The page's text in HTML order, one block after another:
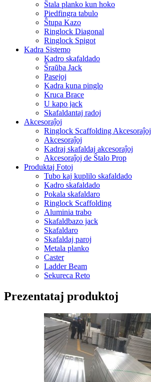
Ŝtala planko kun hoko
Piedfingra tabulo
Ŝtupa Kazo
Ringlock Diagonal
Ringlock Spigot
Kadra Sistemo
Kadro skafaldado
Ŝraŭba Jack
Pasejoj
Kadra kuna pinglo
Kruca Brace
U kapo jack
Skafaldantaj radoj
Akcesoraĵoj
Ringlock Scaffolding Akcesoraĵoj
Akcesoraĵoj
Kadraj skafaldaj akcesoraĵoj
Akcesoraĵoj de Ŝtalo Prop
Produktaj Fotoj
Tubo kaj kuplilo skafaldado
Kadro skafaldado
Pokala skafaldaro
Ringlock Scaffolding
Aluminia trabo
Skafaldbazo jack
Skafaldaro
Skafaldaj paroj
Metala planko
Caster
Ladder Beam
Sekureca Reto
Prezentataj produktoj